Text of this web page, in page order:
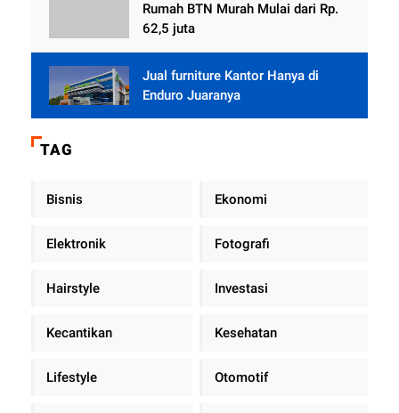
Rumah BTN Murah Mulai dari Rp.
62,5 juta
Jual furniture Kantor Hanya di
Enduro Juaranya
TAG
Bisnis Ekonomi
Elektronik Fotografi
Hairstyle Investasi
Kecantikan Kesehatan
Lifestyle Otomotif